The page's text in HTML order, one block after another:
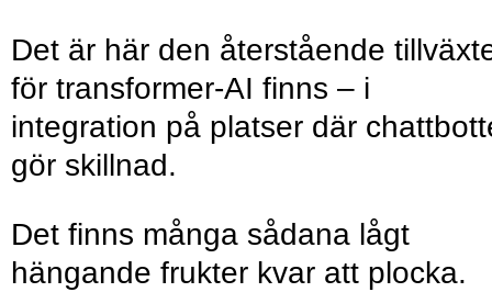
Det är här den återstående
för transformer-AI finns – i
integration på platser där
gör skillnad.
Det finns många sådana lågt
hängande frukter kvar att plocka.